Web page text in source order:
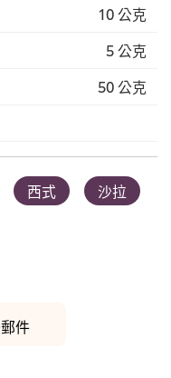
10 公克
5 公克
50 公克
西式 沙拉
件